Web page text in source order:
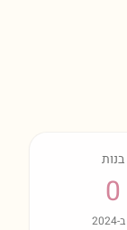
בנות
0
ב-2024